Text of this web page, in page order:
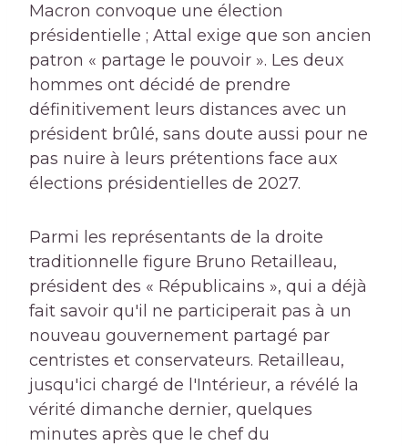
Macron convoque une élection
présidentielle ; Attal exige que son ancien
patron « partage le pouvoir ». Les deux
hommes ont décidé de prendre
définitivement leurs distances avec un
président brûlé, sans doute aussi pour ne
pas nuire à leurs prétentions face aux
élections présidentielles de 2027.
Parmi les représentants de la droite
traditionnelle figure Bruno Retailleau,
président des « Républicains », qui a déjà
fait savoir qu'il ne participerait pas à un
nouveau gouvernement partagé par
centristes et conservateurs. Retailleau,
jusqu'ici chargé de l'Intérieur, a révélé la
vérité dimanche dernier, quelques
minutes après que le chef du